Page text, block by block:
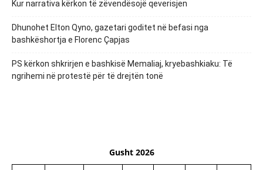
Kur narrativa kërkon të zëvendësojë qeverisjen
Dhunohet Elton Qyno, gazetari goditet në befasi nga
bashkëshortja e Florenc Çapjas
PS kërkon shkrirjen e bashkisë Memaliaj, kryebashkiaku: Të
ngrihemi në protestë për të drejtën tonë
Gusht 2026